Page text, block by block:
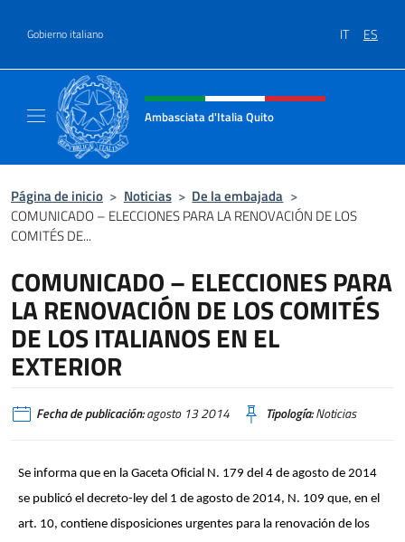
Gobierno italiano IT ES
Encabezado del sitio web,
Ambasciata d'Italia Quito
Página de inicio > Noticias > De la embajada >
COMUNICADO – ELECCIONES PARA LA RENOVACIÓN DE LOS
COMITÉS DE...
COMUNICADO – ELECCIONES PARA
LA RENOVACIÓN DE LOS COMITÉS
DE LOS ITALIANOS EN EL
EXTERIOR
Fecha de publicación:agosto 13 2014 Tipología:Noticias
Se informa que en la Gaceta Oficial N. 179 del 4 de agosto de 2014
se publicó el decreto-ley del 1 de agosto de 2014, N. 109 que, en el
art. 10, contiene disposiciones urgentes para la renovación de los